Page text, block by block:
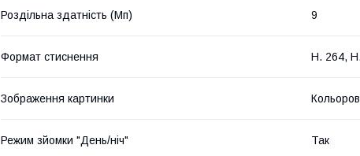
Роздільна здатність (Мп) 9
Формат стиснення H. 264,
Зображення картинки
Режим зйомки "День/ніч" Так